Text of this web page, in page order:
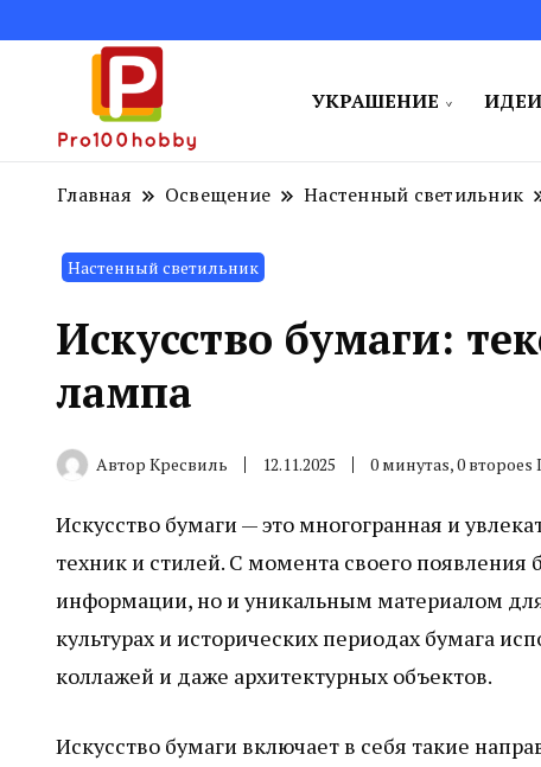
Поделитесь творческими
УКРАШЕНИЕ
Главная Освещение Настенный светильник
Настенный светильник
Искусство бумаги:
лампа
Автор Кресвиль 12.11.2025 0 минутаs, 0 второеs
Искусство бумаги — это многогранная и
техник и стилей. С момента своего появления
информации, но и уникальным материалом
культурах и исторических периодах бумага
коллажей и даже архитектурных объектов.
Искусство бумаги включает в себя такие